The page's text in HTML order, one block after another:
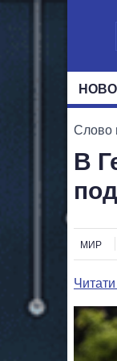
Слово
В
МИР